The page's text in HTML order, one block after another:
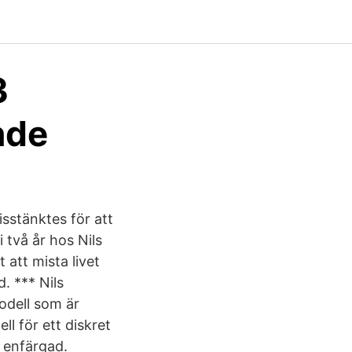
för att
två år hos Nils
att mista livet
*** Nils
som är
för ett diskret